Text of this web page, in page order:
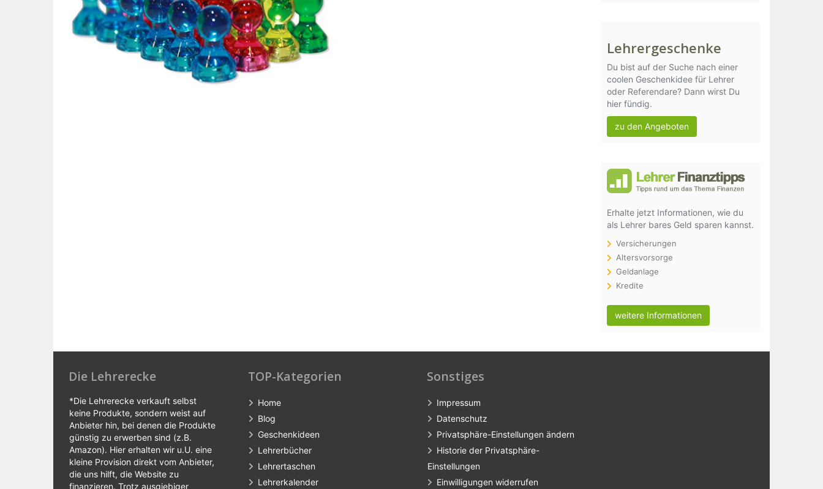
Lehrergeschenke
Du bist auf der Suche nach einer
coolen Geschenkidee für Lehrer
oder Referendare? Dann wirst Du
hier fündig.
zu den Angeboten
Erhalte jetzt Informationen, wie du
als Lehrer bares Geld sparen kannst.
Versicherungen
Altersvorsorge
Geldanlage
Kredite
weitere Informationen
Die Lehrerecke
*Die Lehrerecke verkauft selbst
keine Produkte, sondern weist auf
Anbieter hin, bei denen die Produkte
günstig zu erwerben sind (z.B.
Amazon). Hier erhalten wir u.U. eine
kleine Provision direkt vom Anbieter,
die uns hilft, die Website zu
finanzieren. Trotz ausgiebiger
TOP-Kategorien
Home
Blog
Geschenkideen
Lehrerbücher
Lehrertaschen
Lehrerkalender
Sonstiges
Impressum
Datenschutz
Privatsphäre-Einstellungen ändern
Historie der Privatsphäre-
Einstellungen
Einwilligungen widerrufen